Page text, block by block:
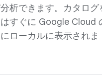
析できます。カタログ
すぐに Google Cloud
ローカルに表示されま